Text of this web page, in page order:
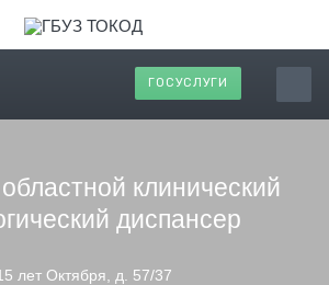
ГОСУСЛУГИ
клинический
диспансер
лет Октября, д. 57/37